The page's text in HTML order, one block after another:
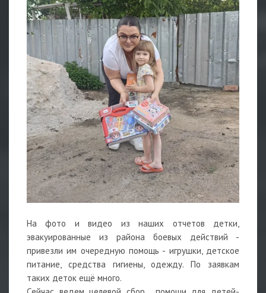
На фото и видео из наших отчетов детки,
эвакуированные из района боевых действий -
привезли им очередную помощь - игрушки, детское
питание, средства гигиены, одежду. По заявкам
таких деток ещё много.